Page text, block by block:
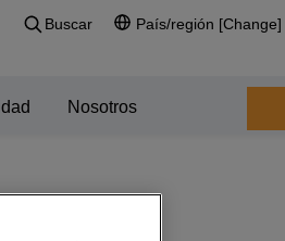
Buscar País/región [Change]
Nosotros